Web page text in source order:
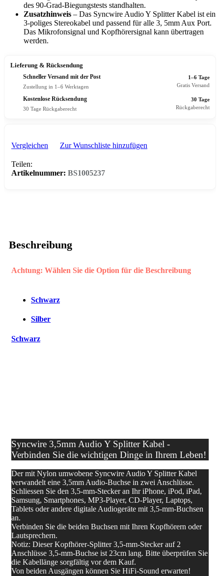
des 90-Grad-Biegungstests standhalten.
Zusatzhinweis – Das Syncwire Audio Y Splitter Kabel ist ein
3-poliges Stereokabel und passend für alle 3, 5mm Aux Port.
Das Mikrofonsignal und Kopfhörersignal kann übertragen
werden.
Lieferung & Rücksendung
Schneller Versand mit der Post
Zustellung in 1–6 Werktagen
1–6 Tage
Gratis Versand
Kostenlose Rücksendung
30 Tage Rückgaberecht
30 Tage
Rückgaberecht
Vergleichen Zur Wunschliste hinzufügen
Teilen:
Artikelnummer: BS1005237
Beschreibung
Achtung: Wählen Sie die Option für die Beschreibung
Schwarz
Silber
Schwarz
Syncwire 3,5mm Audio Y Splitter Kabel -
Verbinden Sie die wichtigen Dinge in Ihrem Leben!
Der mit Nylon umwobene Syncwire Audio Y Splitter Kabel
verwandelt eine 3,5mm Audio-Buchse in zwei Anschlüsse.
Schliessen Sie den 3,5-mm-Stecker an Ihr iPhone, iPod, iPad,
Samsung, Smartphones, MP3-Player, CD-Player, Laptops,
Tablets oder andere digitale Audiogeräte mit 3,5-mm-Buchsen
an.
Verbinden Sie die beiden Buchsen mit Ihren Kopfhörern oder
Lautsprechern.
Notiz: Dieser Kopfhörer-Splitter 3,5-mm-Stecker auf 2
Anschlüsse 3,5-mm-Buchse ist 23cm lang. Bitte überprüfen Sie
die Kabellänge sorgfältig vor dem Kauf.
Von beiden Ausgängen können Sie HiFi-Sound erwarten!